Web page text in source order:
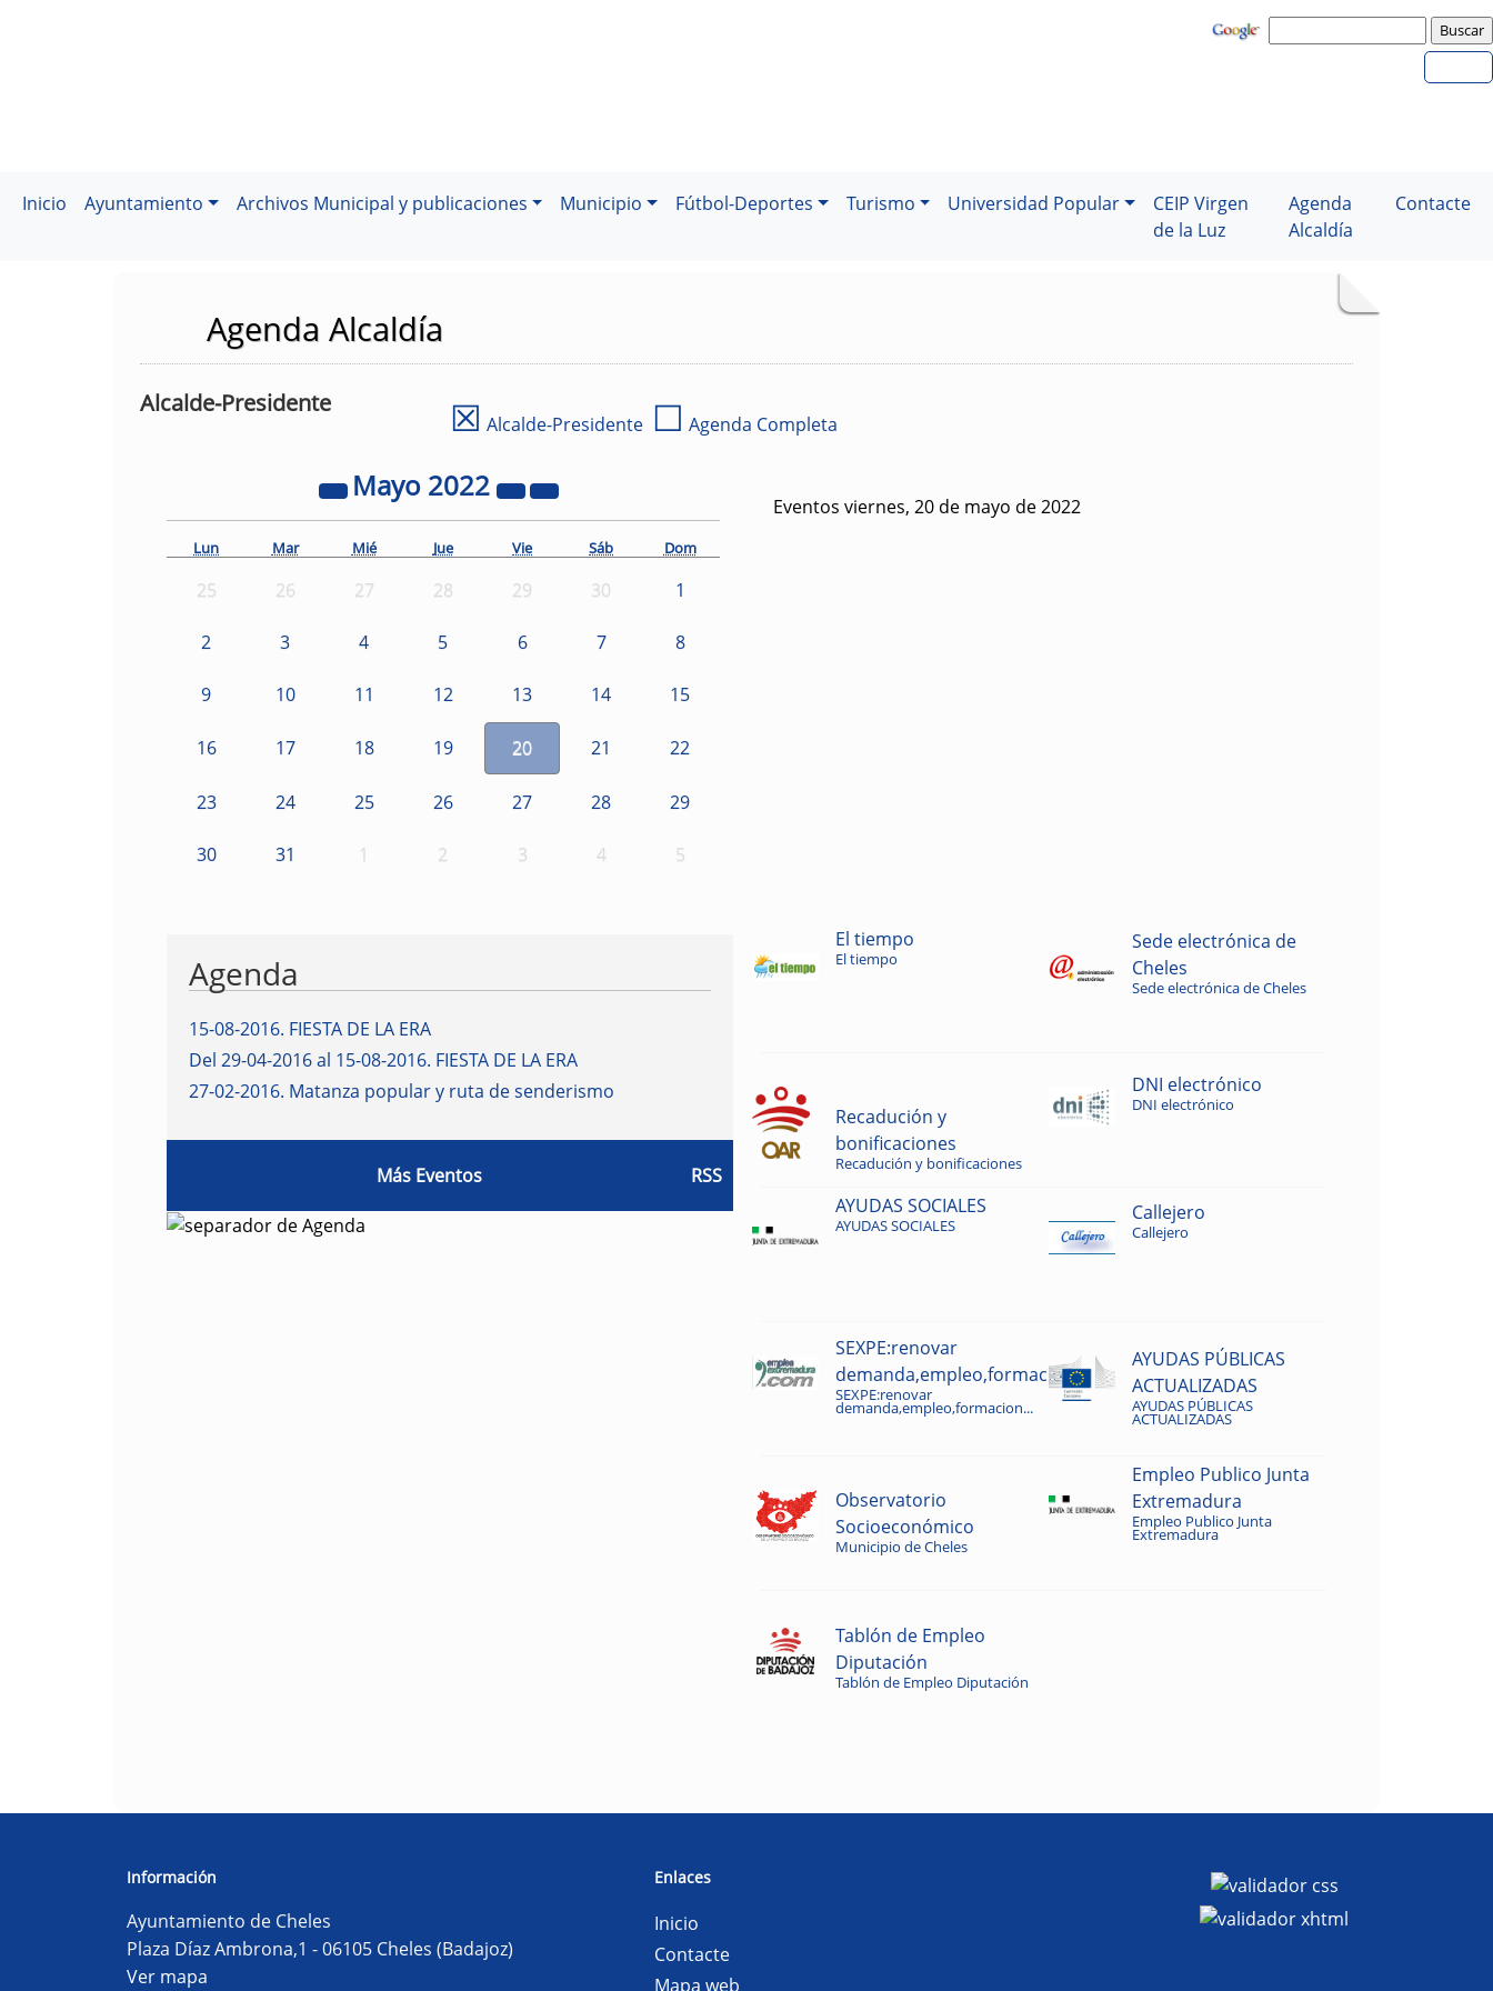
Inicio Ayuntamiento Archivos Municipal y publicaciones Municipio Fútbol-Deportes Turismo Universidad Popular
CEIP Virgen
de la Luz
Agenda
Alcaldía
Contacte
Agenda Alcaldía
Alcalde-Presidente ☒ Alcalde-Presidente ☐ Agenda Completa
Mayo 2022
Lun Mar Mié Jue Vie Sáb Dom
25 26 27 28 29 30 1
2 3 4 5 6 7 8
9 10 11 12 13 14 15
16 17 18 19 20 21 22
23 24 25 26 27 28 29
30 31 1 2 3 4 5
Eventos viernes, 20 de mayo de 2022
Agenda
15-08-2016. FIESTA DE LA ERA
Del 29-04-2016 al 15-08-2016. FIESTA DE LA ERA
27-02-2016. Matanza popular y ruta de senderismo
Más Eventos RSS
El tiempo
El tiempo
Sede electrónica de
Cheles
Sede electrónica de Cheles
Recadución y
bonificaciones
Recadución y bonificaciones
DNI electrónico
DNI electrónico
AYUDAS SOCIALES
AYUDAS SOCIALES
Callejero
Callejero
SEXPE:renovar
demanda,empleo,formacion...
SEXPE:renovar
demanda,empleo,formacion...
AYUDAS PÚBLICAS
ACTUALIZADAS
AYUDAS PÚBLICAS
ACTUALIZADAS
Observatorio
Socioeconómico
Municipio de Cheles
Empleo Publico Junta
Extremadura
Empleo Publico Junta
Extremadura
Tablón de Empleo
Diputación
Tablón de Empleo Diputación
Información
Ayuntamiento de Cheles
Plaza Díaz Ambrona,1 - 06105 Cheles (Badajoz)
Ver mapa
Enlaces
Inicio
Contacte
Mapa web